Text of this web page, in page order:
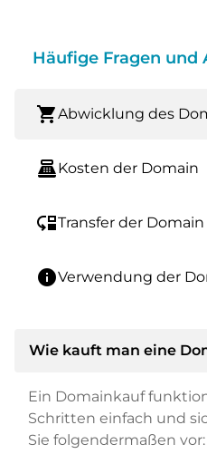
Häufige Fragen
shopping_cartAbwicklung des
point_of_saleKosten der Domain
move_downTransfer der Domain
infoVerwendung der
Wie kauft man eine
Ein Domainkauf
Schritten einfach und
Sie folgendermaßen vor: